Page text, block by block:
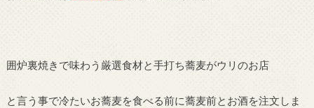
囲炉裏焼きで味わう厳選食材と手打ち蕎麦がウリのお店
と言う事で冷たいお蕎麦を食べる前に蕎麦前とお酒を注文しま